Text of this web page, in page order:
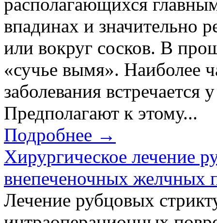
впадинах и значительно
или вокруг сосков. В
«сучье вымя». Наиболее
заболевания встречается
Предполагают к этому...
Подробнее →
Хирургическое лечение
внепеченочных желчных
Лечение рубцовых